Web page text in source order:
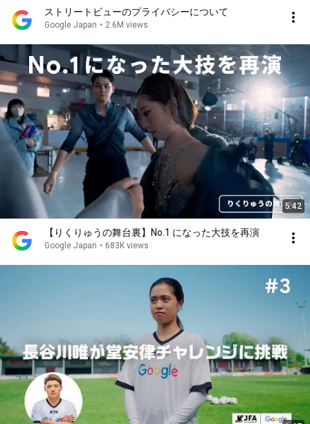
ストリートビューのプライバシーについて
Google Japan • 2.6M views
5:42
【りくりゅうの舞台裏】No.1 になった大技を再演
Google Japan • 683K views